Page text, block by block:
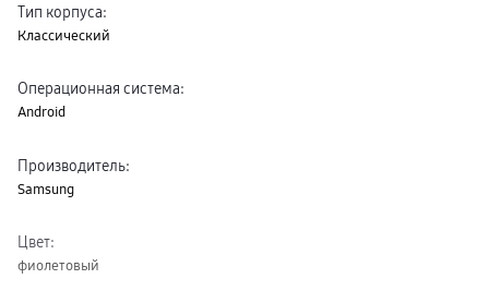
Тип корпуса:
Классический
Операционная система:
Android
Производитель:
Samsung
Цвет:
фиолетовый